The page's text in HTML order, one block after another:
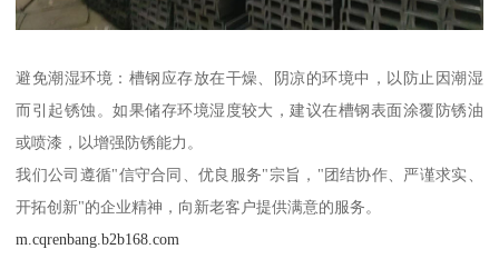
避免潮湿环境：槽钢应存放在干燥、阴凉的环境中，以防止因潮湿
而引起锈蚀。如果储存环境湿度较大，建议在槽钢表面涂覆防锈油
或喷漆，以增强防锈能力。
我们公司遵循"信守合同、优良服务"宗旨，"团结协作、严谨求实、
开拓创新"的企业精神，向新老客户提供满意的服务。
m.cqrenbang.b2b168.com